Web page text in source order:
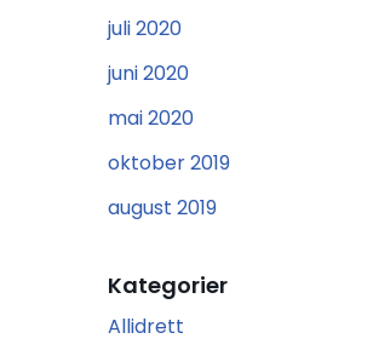
juli 2020
juni 2020
mai 2020
oktober 2019
august 2019
Kategorier
Allidrett